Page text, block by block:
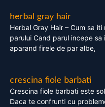
herbal gray hair
Herbal Gray Hair – Cum sa
parului Cand parul incepe
aparand firele de par albe,
crescina fiole barbati
Crescina fiole barbati este
Daca te confrunti cu